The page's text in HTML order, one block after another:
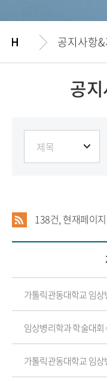
공지사항
공
138건, 현재페이
임상병리학과 학술대회